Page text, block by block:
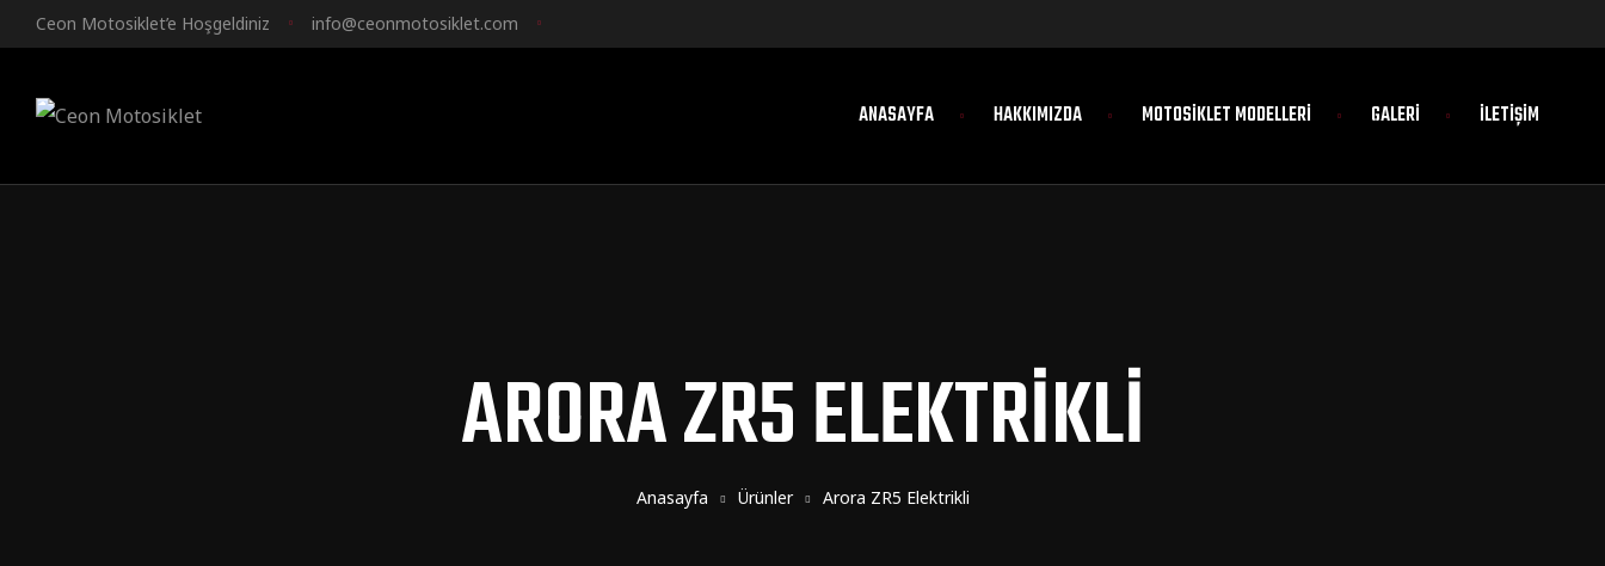
Ceon Motosiklet’e Hoşgeldiniz info@ceonmotosiklet.com
ANASAYFA HAKKIMIZDA MOTOSIKLET MODELLERI GALERI İLETIŞIM
ARORA ZR5 ELEKTRIKLI
Anasayfa Ürünler Arora ZR5 Elektrikli